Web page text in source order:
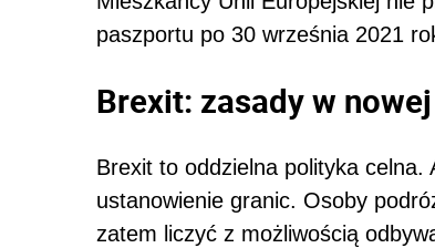
paszportu po 30 września 2021
Brexit: zasady w
Brexit to oddzielna polityka
ustanowienie granic. Osoby
zatem liczyć z możliwością